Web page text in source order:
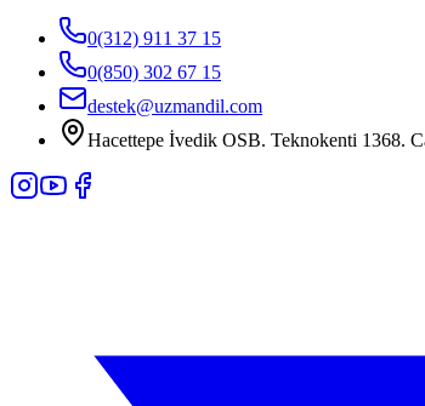
0(312) 911 37 15
0(850) 302 67 15
destek@uzmandil.com
Hacettepe İvedik OSB. Teknokenti 1368.